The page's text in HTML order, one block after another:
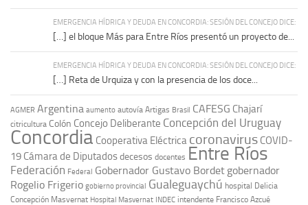
EMERGENCIA HÍDRICA Y DEUDA EN CONCORDIA: SESIÓN DEL CONCEJO DICE:
[…] el bloque Más para Entre Ríos presentó un proyecto de...
EMERGENCIA HÍDRICA Y DEUDA EN CONCORDIA: SESIÓN DEL CONCEJO DICE:
[…] Reta de Urquiza y con la presencia de los doce...
AGMER Argentina aumento autovía Artigas Brasil CAFESG Chajarí
citricultura Colón Concejo Deliberante Concepción del Uruguay
Concordia Cooperativa Eléctrica coronavirus COVID-
19 Cámara de Diputadosdecesos docentes Entre Ríos
Federación Federal Gobernador Gustavo Bordet gobernador
Rogelio Frigerio gobierno provincial Gualeguaychú hospital Delicia
Concepción Masvernat Hospital Masvernat INDEC intendente Francisco Azcué